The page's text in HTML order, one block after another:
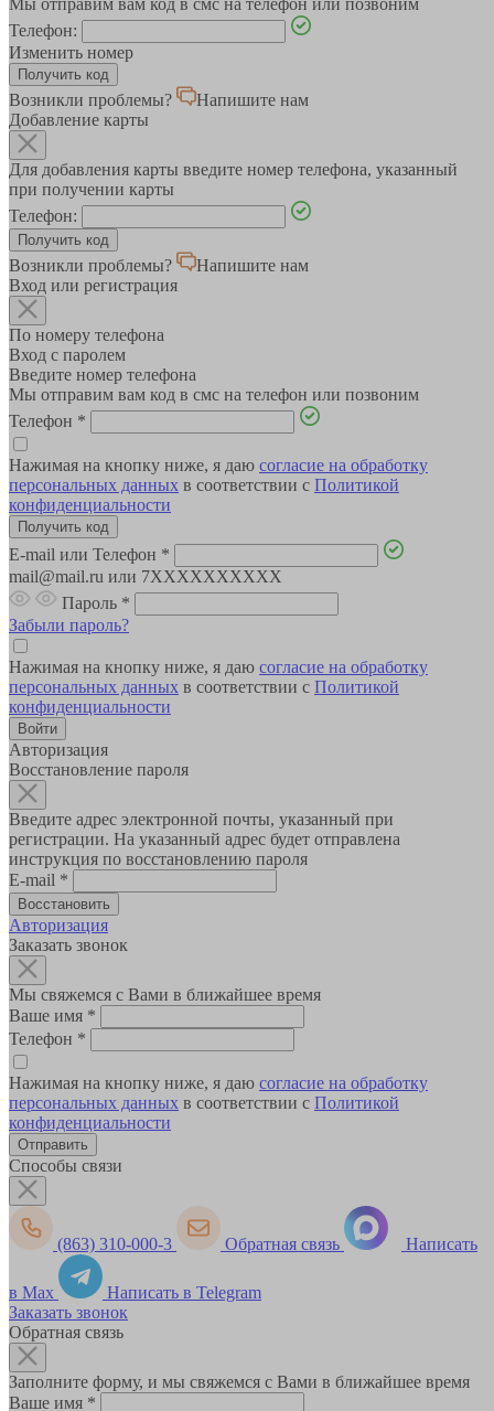
Мы отправим вам код в смс на телефон или позвоним
Телефон:
Изменить номер
Возникли проблемы?
Напишите нам
Добавление карты
Для добавления карты введите номер телефона, указанный
при получении карты
Телефон:
Возникли проблемы?
Напишите нам
Вход или регистрация
По номеру телефона
Вход с паролем
Введите номер телефона
Мы отправим вам код в смс на телефон или позвоним
Телефон *
Нажимая на кнопку ниже, я даю согласие на обработку
персональных данных в соответствии с Политикой
конфиденциальности
E-mail или Телефон *
mail@mail.ru или 7XXXXXXXXXX
Пароль *
Забыли пароль?
Нажимая на кнопку ниже, я даю согласие на обработку
персональных данных в соответствии с Политикой
конфиденциальности
Авторизация
Восстановление пароля
Введите адрес электронной почты, указанный при
регистрации. На указанный адрес будет отправлена
инструкция по восстановлению пароля
E-mail *
Авторизация
Заказать звонок
Мы свяжемся с Вами в ближайшее время
Ваше имя *
Телефон *
Нажимая на кнопку ниже, я даю согласие на обработку
персональных данных в соответствии с Политикой
конфиденциальности
Способы связи
(863) 310-000-3 Обратная связь Написать
в Max
Написать в Telegram
Заказать звонок
Обратная связь
Заполните форму, и мы свяжемся с Вами в ближайшее время
Ваше имя *